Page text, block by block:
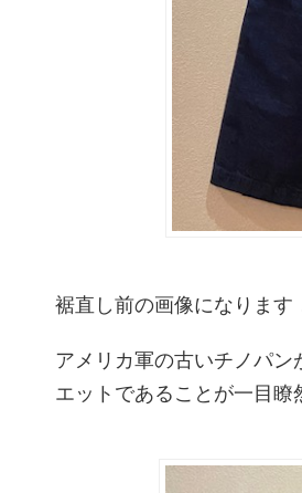
裾直し前の画像になります
アメリカ軍の古いチノパ
エットであることが一目瞭